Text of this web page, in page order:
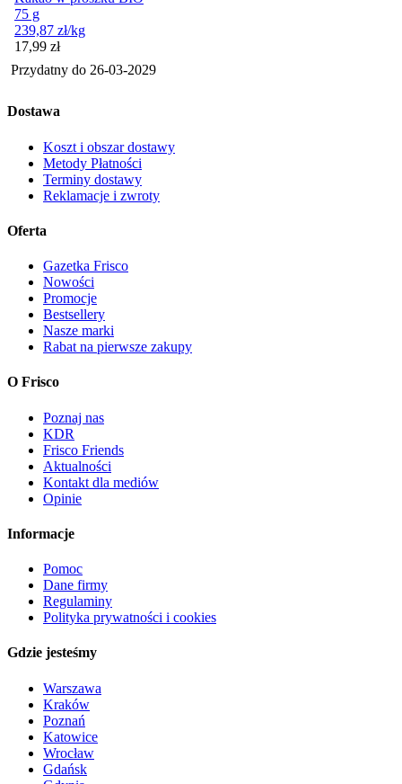
75 g
239,87 zł/kg
Cena
17,99 zł
Przydatny do 26-03-2029
Dostawa
Koszt i obszar dostawy
Metody Płatności
Terminy dostawy
Reklamacje i zwroty
Oferta
Gazetka Frisco
Nowości
Promocje
Bestsellery
Nasze marki
Rabat na pierwsze zakupy
O Frisco
Poznaj nas
KDR
Frisco Friends
Aktualności
Kontakt dla mediów
Opinie
Informacje
Pomoc
Dane firmy
Regulaminy
Polityka prywatności i cookies
Gdzie jesteśmy
Warszawa
Kraków
Poznań
Katowice
Wrocław
Gdańsk